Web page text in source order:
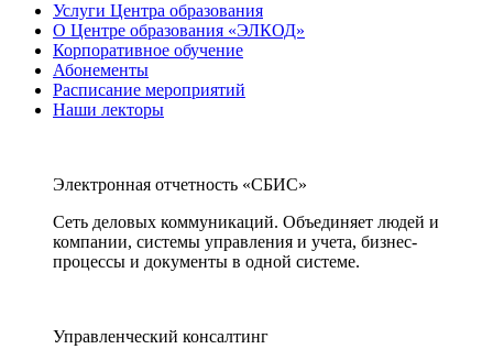
Услуги Центра образования
О Центре образования «ЭЛКОД»
Корпоративное обучение
Абонементы
Расписание мероприятий
Наши лекторы
Электронная отчетность «СБИС»
Сеть деловых коммуникаций. Объединяет людей и
компании, системы управления и учета, бизнес-
процессы и документы в одной системе.
Управленческий консалтинг